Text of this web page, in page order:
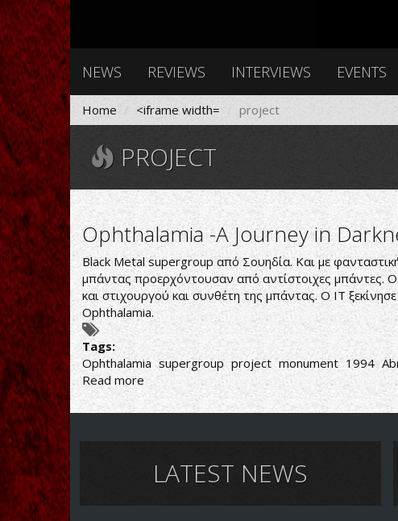
NEWS REVIEWS INTERVIEWS EVENTS
Home <iframe width= project
PROJECT
Ophthalamia -A Journey in
Black Metal supergroup από Σουηδία. Και με
μπάντας προερχόντουσαν από αντίστοιχες μπάντες.
και στιχουργού και συνθέτη της μπάντας. Ο IΤ
Ophthalamia.
Tags:
Ophthalamia supergroup project monument 1994
Read more about
Ophthalamia
-
Darkness
LATEST NEWS